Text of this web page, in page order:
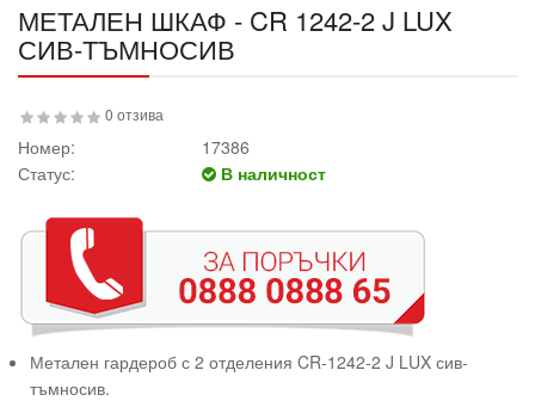
МЕТАЛЕН ШКАФ - CR 1242-2 J LUX
СИВ-ТЪМНОСИВ
0 отзива
Номер:
17386
Статус:
В наличност
Метален гардероб с 2 отделения CR-1242-2 J LUX сив-
тъмносив.